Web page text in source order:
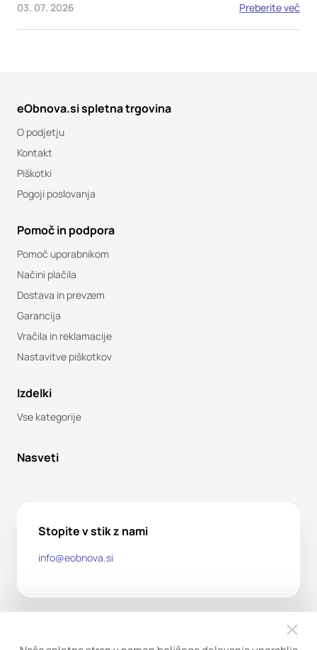
03. 07. 2026 Preberite več
eObnova.si spletna trgovina
O podjetju
Kontakt
Piškotki
Pogoji poslovanja
Pomoč in podpora
Pomoč uporabnikom
Načini plačila
Dostava in prevzem
Garancija
Vračila in reklamacije
Nastavitve piškotkov
Izdelki
Vse kategorije
Nasveti
Stopite v stik z nami
info@eobnova.si